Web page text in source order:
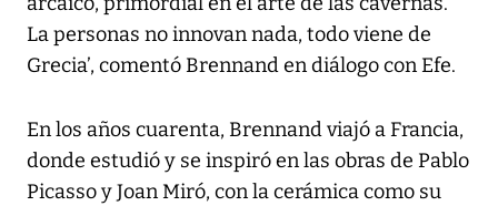
La personas no innovan nada, todo viene de
Grecia’, comentó Brennand en diálogo con Efe.
En los años cuarenta, Brennand viajó a Francia,
donde estudió y se inspiró en las obras de Pablo
Picasso y Joan Miró, con la cerámica como su